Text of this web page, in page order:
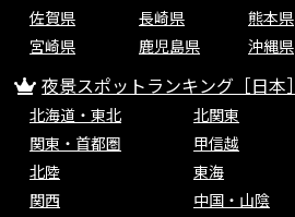
佐賀県
長崎県 熊本県
宮崎県
鹿児島県 沖縄県
夜景スポットランキング［日本］
北海道・東北
北関東
関東・首都圏
甲信越
北陸
東海
関西
中国・山陰